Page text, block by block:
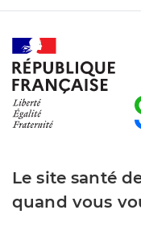
Le site santé
quand vous